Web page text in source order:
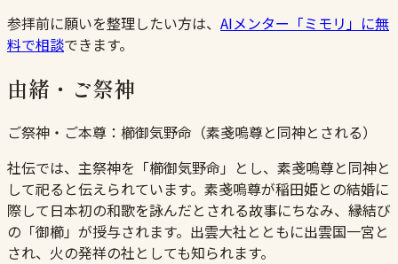
参拝前に願いを整理したい方は、 AIメンター「ミモリ」に無
料で相談できます。
由緒・ご祭神
ご祭神・ご本尊： 櫛御気野命（素戔嗚尊と同神とされる）
社伝では、主祭神を「櫛御気野命」とし、素戔嗚尊と同神と
して祀ると伝えられています。素戔嗚尊が稲田姫との結婚に
際して日本初の和歌を詠んだとされる故事にちなみ、縁結び
の「御櫛」が授与されます。出雲大社とともに出雲国一宮と
され、火の発祥の社としても知られます。